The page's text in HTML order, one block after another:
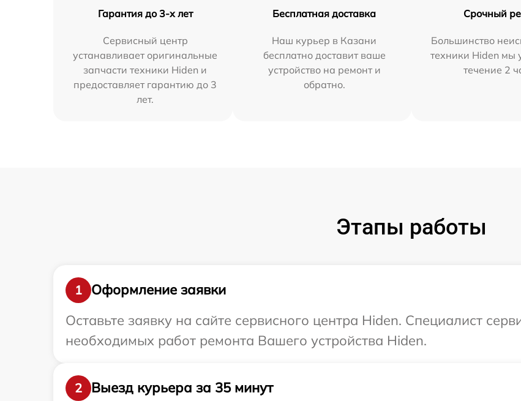
Гарантия до 3-х лет
Сервисный центр
устанавливает оригинальные
запчасти техники Hiden и
предоставляет гарантию до 3
лет.
Бесплатная доставка
Наш курьер в Казани
бесплатно доставит ваше
устройство на ремонт и
обратно.
Срочный
Большинство
техники Hiden мы
течение 2
Этапы работы
1
Оформление заявки
Оставьте заявку на сайте сервисного центра Hiden. Специалист
необходимых работ ремонта Вашего устройства Hiden.
2
Выезд курьера за 35 минут